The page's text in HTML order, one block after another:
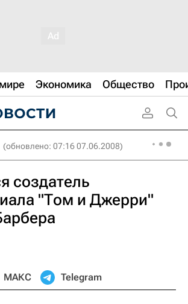
Экономика Общество
(обновлено: 07:16 07.06.2008)
создатель
"Том и Джерри"
МАКС Telegram